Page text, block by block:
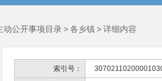
动公开事项目录>各乡镇>详细内容
索引号：